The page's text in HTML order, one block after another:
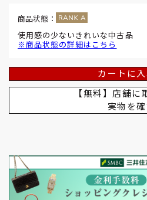
商品状態：
使用感の少ないきれいな中古品
※商品状態の詳細はこちら
カートに入
【無料】店舗に
実物を